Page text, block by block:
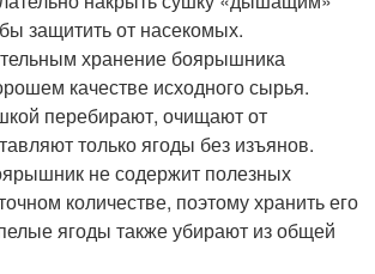
защитить от насекомых.
хранение боярышника
качестве исходного сырья.
перебирают, очищают от
только ягоды без изъянов.
не содержит полезных
количестве, поэтому хранить его
ягоды также убирают из общей